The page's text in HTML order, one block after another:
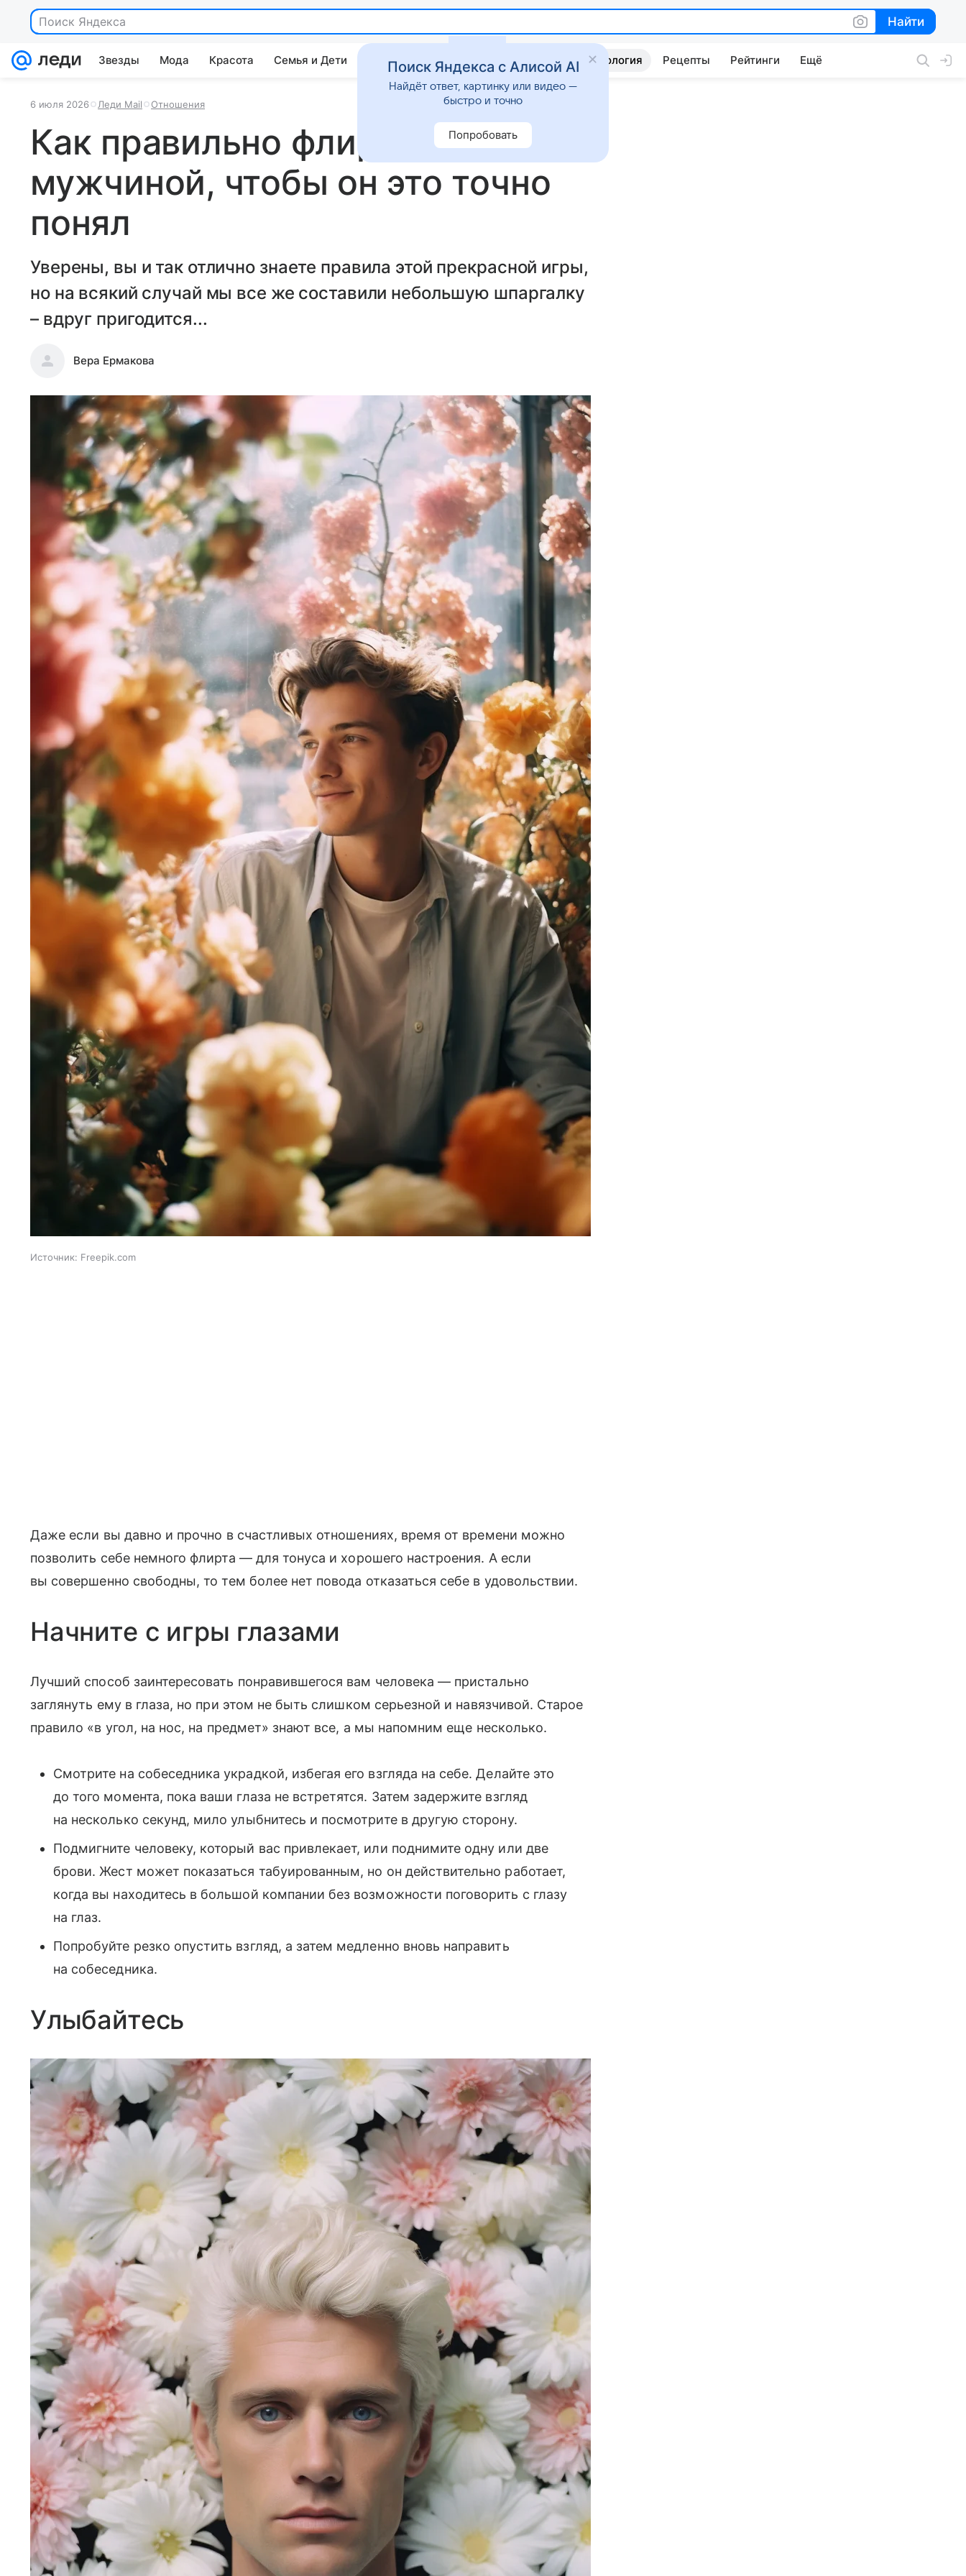
Поиск Яндекса Найти
Найти
Звезды Мода Красота Семья и Дети Дом Гороскопы Стиль жизни Психология Рецепты Рейтинги Ещё
6 июля 2026 Леди Mail Отношения
Как правильно флиртовать с
мужчиной, чтобы он это точно
понял
Уверены, вы и так отлично знаете правила этой прекрасной игры,
но на всякий случай мы все же составили небольшую шпаргалку
– вдруг пригодится...
Вера Ермакова
Источник: Freepik.com
Даже если вы давно и прочно в счастливых отношениях, время от времени можно
позволить себе немного флирта — для тонуса и хорошего настроения. А если
вы совершенно свободны, то тем более нет повода отказаться себе в удовольствии.
Начните с игры глазами
Лучший способ заинтересовать понравившегося вам человека — пристально
заглянуть ему в глаза, но при этом не быть слишком серьезной и навязчивой. Старое
правило «в угол, на нос, на предмет» знают все, а мы напомним еще несколько.
Смотрите на собеседника украдкой, избегая его взгляда на себе. Делайте это
до того момента, пока ваши глаза не встретятся. Затем задержите взгляд
на несколько секунд, мило улыбнитесь и посмотрите в другую сторону.
Подмигните человеку, который вас привлекает, или поднимите одну или две
брови. Жест может показаться табуированным, но он действительно работает,
когда вы находитесь в большой компании без возможности поговорить с глазу
на глаз.
Попробуйте резко опустить взгляд, а затем медленно вновь направить
на собеседника.
Улыбайтесь
Поиск Яндекса с Алисой AI
Найдёт ответ, картинку или видео —
быстро и точно
Попробовать